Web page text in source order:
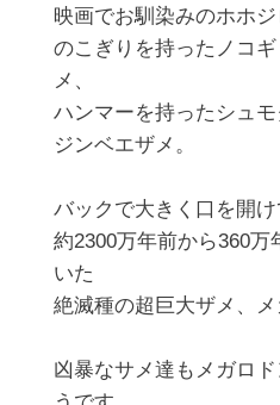
映画でお馴染みのホホ
のこぎりを持ったノコ
メ、
ハンマーを持ったシュ
ジンベエザメ。
バックで大きく口を開
約2300万年前から360万
いた
絶滅種の超巨大ザメ、メ
凶暴なサメ達もメガロ